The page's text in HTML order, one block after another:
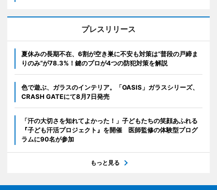
プレスリリース
夏休みの長期不在、6割が空き巣に不安も対策は“普段の戸締ま
りのみ”が78.3%！鍵のプロが4つの防犯対策を解説
色で遊ぶ、ガラスのインテリア。「OASIS」ガラスシリーズ、
CRASH GATEにて8月7日発売
「汗の大切さを知れてよかった！」子どもたちの笑顔あふれる
『子ども汗活プロジェクト』を開催 医師監修の体験型プログ
ラムに90名が参加
もっと見る